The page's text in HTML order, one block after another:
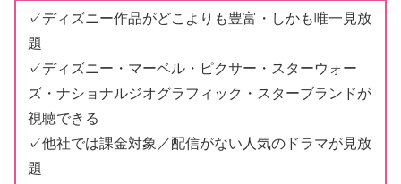
✓ディズニー作品がどこよりも豊富・しかも唯一見放
題
✓ディズニー・マーベル・ピクサー・スターウォー
ズ・ナショナルジオグラフィック・スターブランドが
視聴できる
✓他社では課金対象／配信がない人気のドラマが見放
題